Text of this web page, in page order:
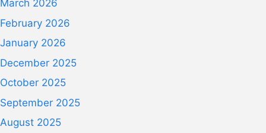
March 2026
February 2026
January 2026
December 2025
October 2025
September 2025
August 2025